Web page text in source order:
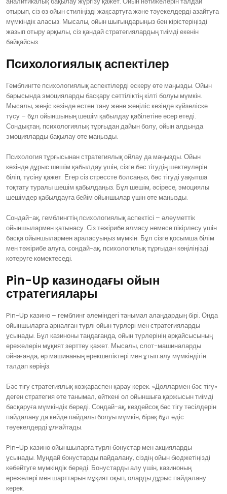
отырып, сіз өз ойын стиліңізді жақсартуға және тәуекелдерді азайтуға
мүмкіндік аласыз. Мысалы, ойын шығындарыңыз бен кірістеріңізді
жазып отыру арқылы, сіз қандай стратегиялардың тиімді екенін
байқайсыз.
Психологиялық аспектілер
Гемблингте психологиялық аспектілерді ескеру өте маңызды. Ойын
барысында эмоцияларды басқару сәттіліктің кілті болуы мүмкін.
Мысалы, жеңіс кезінде естен тану және жеңіліс кезінде күйзеліске
түсу – бұл ойыншының шешім қабылдау қабілетіне әсер етеді.
Сондықтан, психологиялық тұрғыдан дайын болу, ойын алдында
эмоцияларды бақылау өте маңызды.
Психология тұрғысынан стратегиялық ойлау да маңызды. Ойын
кезінде дұрыс шешім қабылдау үшін, сізге бәс тігудің шектеулерін
біліп, түсіну қажет. Егер сіз стрессте болсаңыз, бәс тігуді уақытша
тоқтату туралы шешім қабылдаңыз. Бұл шешім, әсіресе, эмоциялы
шешімдер қабылдауға бейім ойыншылар үшін өте маңызды.
Сондай-ақ, гемблингтің психологиялық аспектісі – әлеуметтік
ойыншылармен қатынасу. Сіз тәжірибе алмасу немесе пікірлесу үшін
басқа ойыншылармен араласуыңыз мүмкін. Бұл сізге қосымша білім
мен тәжірибе алуға, сондай-ақ, психологилық тұрғыдан көңіліңізді
көтеруге көмектеседі.
Pin-Up казинодағы ойын
стратегиялары
Pin-Up казино – гемблинг әлеміндегі танымал алаңдардың бірі. Онда
ойыншыларға арналған түрлі ойын түрлері мен стратегияларды
ұсынады. Бұл казиноны таңдағанда, ойын түрлерінің әрқайсысының
ережелерін мұқият зерттеу қажет. Мысалы, слот-машиналарды
ойнағанда, әр машинаның ерекшеліктері мен ұтып алу мүмкіндігін
талдап көріңіз.
Бәс тігу стратегиялық көзқараспен қарау керек. «Доллармен бәс тігу»
деген стратегия өте танымал, өйткені ол ойыншыға қаржысын тиімді
басқаруға мүмкіндік береді. Сондай-ақ, кездейсоқ бәс тігу тәсілдерін
пайдалану да кейде пайдалы болуы мүмкін, бірақ бұл әдіс
тәуекелдерді ұлғайтады.
Pin-Up казино ойыншыларға түрлі бонустар мен акцияларды
ұсынады. Мұндай бонустарды пайдалану, сіздің ойын бюджетіңізді
көбейтуге мүмкіндік береді. Бонустарды алу үшін, казиноның
ережелері мен шарттарын мұқият оқып, оларды дұрыс пайдалану
керек.